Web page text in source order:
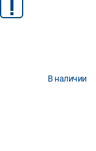
В наличии